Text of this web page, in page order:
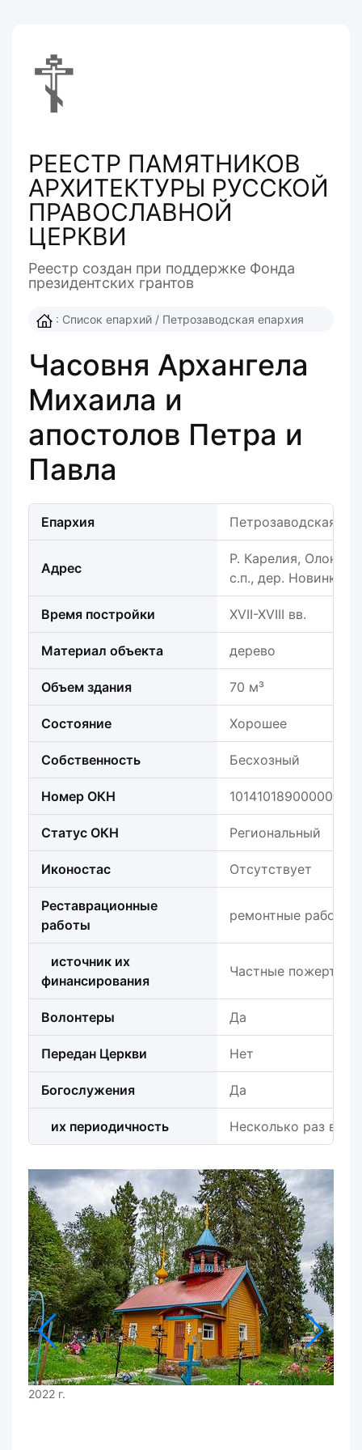
☦
РЕЕСТР ПАМЯТНИКОВ
АРХИТЕКТУРЫ РУССКОЙ
ПРАВОСЛАВНОЙ
ЦЕРКВИ
Реестр создан при поддержке Фонда
президентcких грантов
: Список епархий / Петрозаводская епархия
Часовня Архангела
Михаила и
апостолов Петра и
Павла
Епархия Петрозаводская
Адрес
Р. Карелия,
с.п., дер. Новинка
Время постройки XVII-XVIII вв.
Материал объекта дерево
Объем здания 70 м³
Состояние Хорошее
Собственность Бесхозный
Номер ОКН 101410189000005
Статус ОКН Региональный
Иконостас Отсутствует
Реставрационные
работы
ремонтные работы
источник их
финансирования
Частные
Волонтеры Да
Передан Церкви Нет
Богослужения Да
их периодичность Несколько раз в год
2022 г.